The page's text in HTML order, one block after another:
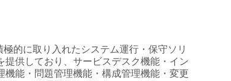
極的に取り入れたシステム運行・保守ソリ
提供しており、サービスデスク機能・イン
機能・問題管理機能・構成管理機能・変更